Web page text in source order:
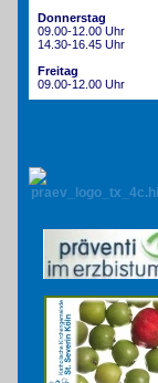
Donnerstag
09.00-12.00 Uhr
14.30-16.45 Uhr
Freitag
09.00-12.00 Uhr